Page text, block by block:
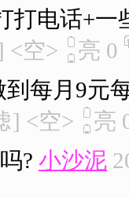
打电话+一
<空> 亮 0
每月9元
] <空> 亮
? 小沙泥